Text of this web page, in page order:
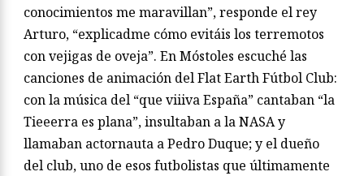
conocimientos me maravillan”, responde el rey
Arturo, “explicadme cómo evitáis los terremotos
con vejigas de oveja”. En Móstoles escuché las
canciones de animación del Flat Earth Fútbol Club:
con la música del “que viiiva España” cantaban “la
Tieeerra es plana”, insultaban a la NASA y
llamaban actornauta a Pedro Duque; y el dueño
del club, uno de esos futbolistas que últimamente